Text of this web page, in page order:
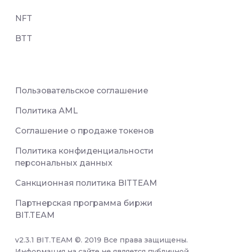
NFT
BTT
Пользовательское соглашение
Политика AML
Соглашение о продаже токенов
Политика конфиденциальности
персональных данных
Санкционная политика BITTEAM
Партнерская программа биржи
BIT.TEAM
v2.3.1 BIT.TEAM ©. 2019 Все права защищены.